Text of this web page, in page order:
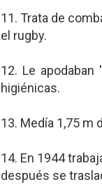
11. Trata de
el rugby.
12. Le
higiénicas.
13. Medía 1,75 m
14. En 1944
después se